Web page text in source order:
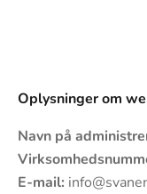
Oplysninger om
Navn på
E-mail: